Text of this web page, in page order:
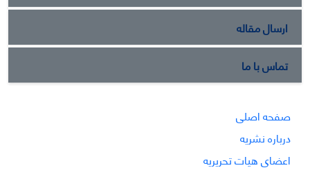
ارسال مقاله
تماس با ما
صفحه اصلی
درباره نشریه
اعضای هیات تحریریه